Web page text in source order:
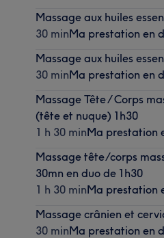
Massage aux huiles
30 minMa prestation en
Massage aux huiles
30 minMa prestation en
Massage Tête / Corps
(tête et nuque) 1h30
1 h 30 minMa prestation
Massage tête/corps
30mn en duo de 1h30
1 h 30 minMa prestation
Massage crânien et
30 minMa prestation en